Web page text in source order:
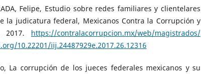
Felipe, Estudio sobre redes familiares y clientelares
la judicatura federal, Mexicanos Contra la Corrupción y
2017. https://contralacorrupcion.mx/web/magistrados/
10.22201/iij.24487929e.2017.26.12316
La corrupción de los jueces federales mexicanos y su